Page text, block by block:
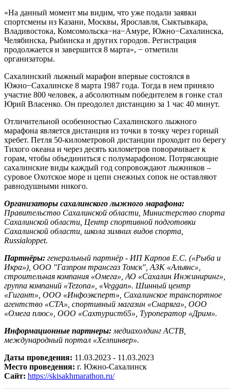
«На данный момент мы видим, что уже подали заявки
спортсмены из Казани, Москвы, Ярославля, Сыктывкара,
Владивостока, Комсомольска−на−Амуре, Южно−Сахалинска,
Челябинска, Рыбинска и других городов. Регистрация
продолжается и завершится 8 марта», − отметили
организаторы.
Сахалинский лыжный марафон впервые состоялся в
Южно−Сахалинске 8 марта 1987 года. Тогда в нем приняло
участие 800 человек, а абсолютным победителем в гонке стал
Юрий Власенко. Он преодолел дистанцию за 1 час 40 минут.
Отличительной особенностью Сахалинского лыжного
марафона является дистанция из точки в точку через горный
хребет. Петля 50-километровой дистанции проходит по берегу
Тихого океана и через десять километров поворачивает к
горам, чтобы объединиться с полумарафоном. Потрясающие
сахалинские виды каждый год сопровождают лыжников –
суровое Охотское море и цепи снежных сопок не оставляют
равнодушными никого.
Организаторы сахалинского лыжного марафона:
Правительство Сахалинской области, Министерство спорта
Сахалинской области, Центр спортивной подготовки
Сахалинской области, школа зимних видов спорта,
Russialoppet.
Партнёры: генеральный партнёр - ИП Карпов Е.С. («Рыба и
Икра»), ООО "Газпром трансгаз Томск", АЗК «Альянс»,
строительная компания «Омега», АО «Сахалин Инжиниринг»,
группа компаний «Tezona», «Veggan». Шинный центр
«Гигант», ООО «Инфоэксперт», Сахалинское транспортное
агентство «СТА», спортивный магазин «Снаряга», ООО
«Омега плюс», ООО «Сахтурист65», Туроператор «Дрим».
Информационные партнеры: медиахолдинг АСТВ,
международный портал «Хелпинвер».
Даты проведения: 11.03.2023 - 11.03.2023
Место проведения: г. Южно-Сахалинск
Сайт: https://skisakhmarathon.ru/